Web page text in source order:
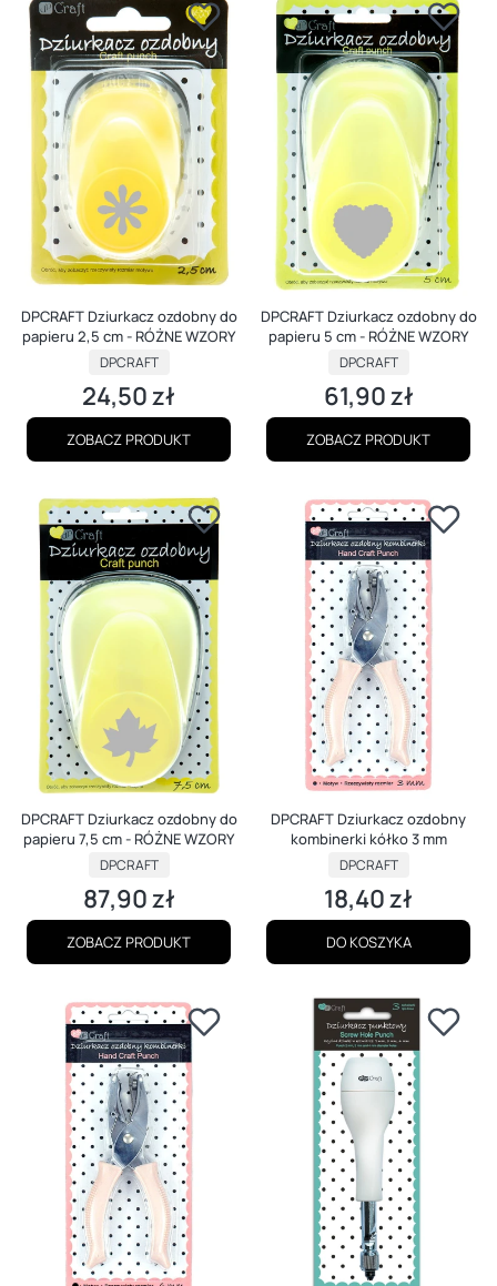
DPCRAFT Dziurkacz ozdobny do
papieru 2,5 cm - RÓŻNE WZORY
PRODUCENT
DPCRAFT
Cena
24,50 zł
ZOBACZ PRODUKT
DPCRAFT Dziurkacz ozdobny do
papieru 5 cm - RÓŻNE WZORY
PRODUCENT
DPCRAFT
Cena
61,90 zł
ZOBACZ PRODUKT
DPCRAFT Dziurkacz ozdobny do
papieru 7,5 cm - RÓŻNE WZORY
PRODUCENT
DPCRAFT
Cena
87,90 zł
ZOBACZ PRODUKT
DPCRAFT Dziurkacz ozdobny
kombinerki kółko 3 mm
PRODUCENT
DPCRAFT
Cena
18,40 zł
DO KOSZYKA